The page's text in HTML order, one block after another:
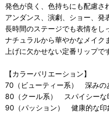
発色が良く、色持ちにも配慮さ
アンダンス、演劇、ショー、発
長時間のステージでも表情をし
ナチュラルから華やかなメイク
上げに欠かせない定番リップで
【カラーバリエーション】
70（ビューティー系） 深みの
80（クール系） スパイシーな
90（パッション） 健康的な印